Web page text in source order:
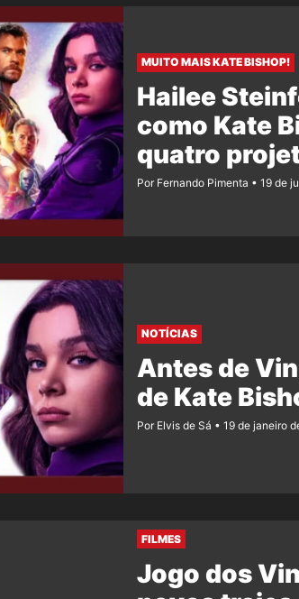
MUITO MAIS KATE BISHOP!
Hailee
como Kate
quatro
Por Fernando Pimenta 19 de
NOTÍCIAS
Antes de
de Kate
Por Elvis de Sá 19 de janeiro
FILMES
Jogo dos